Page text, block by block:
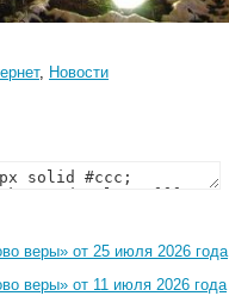
, Новости
веры» от 25 июля 2026 года
веры» от 11 июля 2026 года